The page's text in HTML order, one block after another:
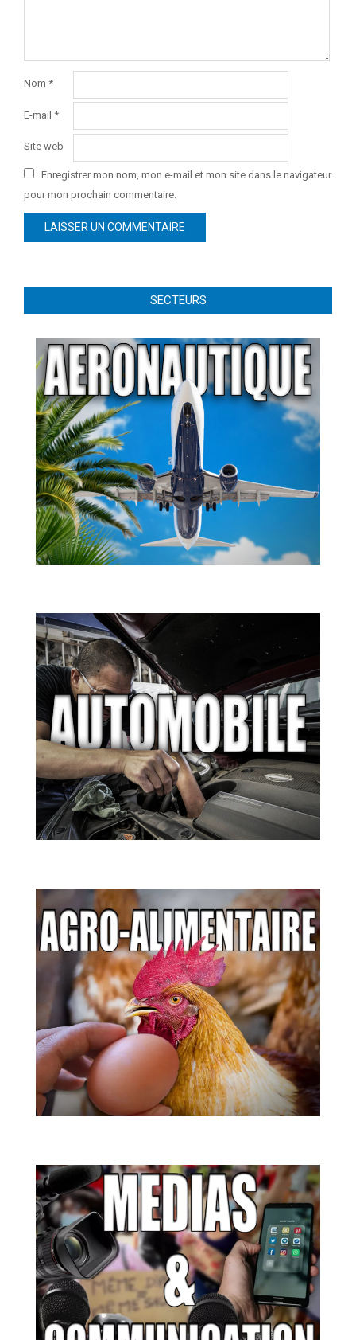
Nom *
E-mail *
Site web
Enregistrer mon nom, mon e-mail et mon site dans le navigateur
pour mon prochain commentaire.
SECTEURS